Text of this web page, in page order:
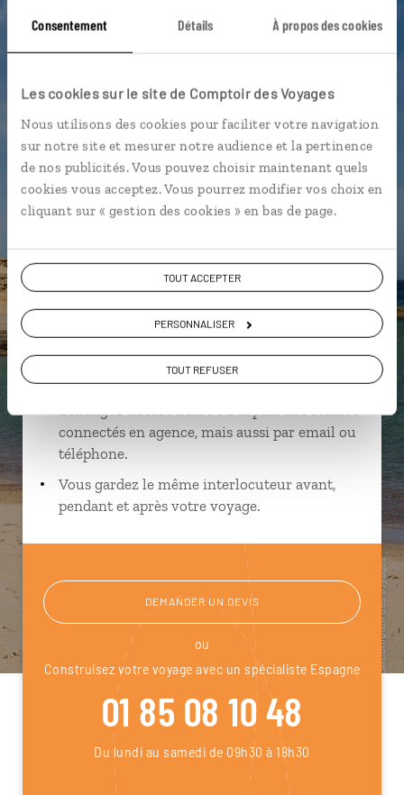
Consentement Détails À propos des cookies
Les cookies sur le site de Comptoir des Voyages
Nous utilisons des cookies pour faciliter votre navigation
sur notre site et mesurer notre audience et la pertinence
de nos publicités. Vous pouvez choisir maintenant quels
cookies vous acceptez. Vous pourrez modifier vos choix en
cliquant sur « gestion des cookies » en bas de page.
TOUT ACCEPTER
PERSONNALISER
TOUT REFUSER
Sant Rafel de sa Creu - Ibiza Dalt Vila - Ibiza
El Pilar de la Mola - Formentera Formentera
Plage de Migjorn - Ibiza Dalt Vila - Ibiza
Paz,
Suivez vos envies et demandez conseils à nos
Ils sauront organiser votre itinéraire au plus
près de vos envies et de la réalité du pays.
connectés en agence, mais aussi par email ou
téléphone.
Vous gardez le même interlocuteur avant,
pendant et après votre voyage.
DEMANDER UN DEVIS
ou
Construisez votre voyage avec un spécialiste Espagne
01 85 08 10 48
Du lundi au samedi de 09h30 à 18h30